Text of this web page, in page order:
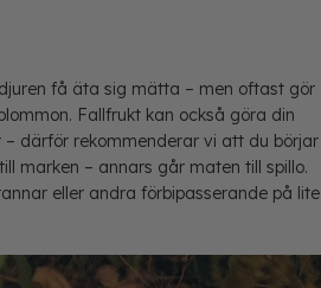
få äta sig mätta – men oftast gör
Fallfrukt kan också göra din
därför rekommenderar vi att du börjar
marken – annars går maten till spillo.
eller andra förbipasserande på lite